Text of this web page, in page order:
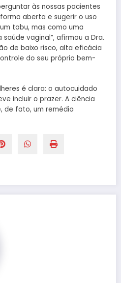
às nossas pacientes
aberta e sugerir o uso
tabu, mas como uma
vaginal”, afirmou a Dra.
de baixo risco, alta eficácia
do seu próprio bem-
é clara: o autocuidado
incluir o prazer. A ciência
de fato, um remédio